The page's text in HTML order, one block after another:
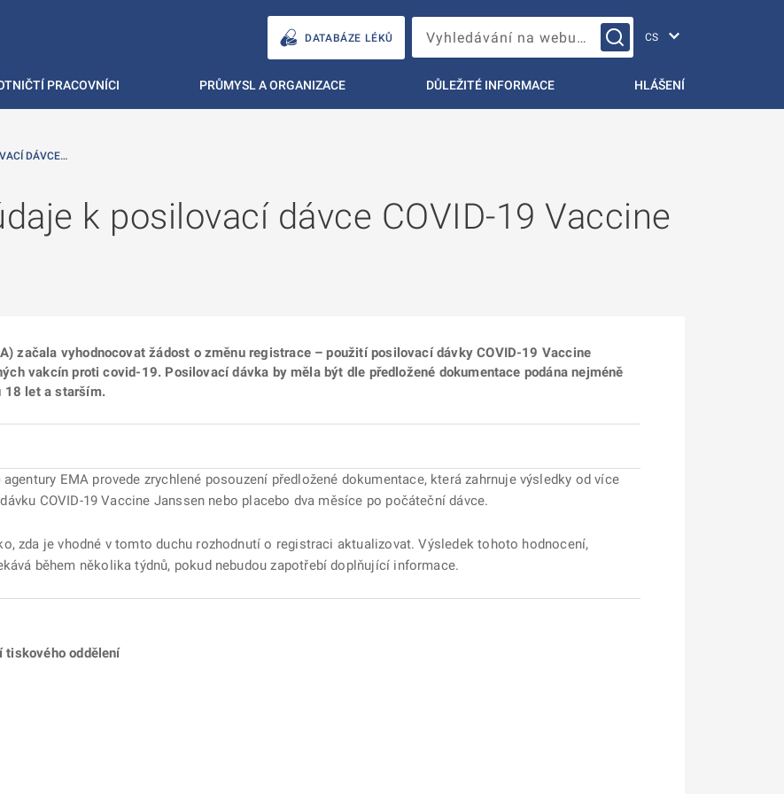
DATABÁZE LÉKŮ Vyhledávání na webu…
PRACOVNÍCI PRŮMYSL A ORGANIZACE DŮLEŽITÉ INFORMACE HLÁŠENÍ
DÁVCE…
k posilovací dávce COVID-19 Vaccine
začala vyhodnocovat žádost o změnu registrace – použití posilovací dávky COVID-19 Vaccine
vakcín proti covid-19. Posilovací dávka by měla být dle předložené dokumentace podána nejméně
18 let a starším.
EMA provede zrychlené posouzení předložené dokumentace, která zahrnuje výsledky od více
COVID-19 Vaccine Janssen nebo placebo dva měsíce po počáteční dávce.
zda je vhodné v tomto duchu rozhodnutí o registraci aktualizovat. Výsledek tohoto hodnocení,
během několika týdnů, pokud nebudou zapotřebí doplňující informace.
tiskového oddělení